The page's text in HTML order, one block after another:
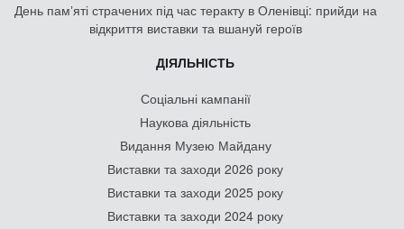
День памʼяті страчених під час теракту в Оленівці: прийди на
відкриття виставки та вшануй героїв
ДІЯЛЬНІСТЬ
Соціальні кампанії
Наукова діяльність
Видання Музею Майдану
Виставки та заходи 2026 року
Виставки та заходи 2025 року
Виставки та заходи 2024 року